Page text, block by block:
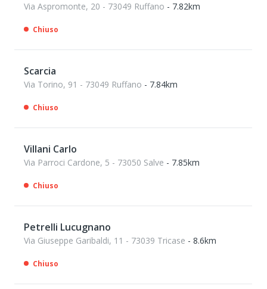
Via Aspromonte, 20 - 73049 Ruffano - 7.82km
Chiuso
Scarcia
Via Torino, 91 - 73049 Ruffano - 7.84km
Chiuso
Villani Carlo
Via Parroci Cardone, 5 - 73050 Salve - 7.85km
Chiuso
Petrelli Lucugnano
Via Giuseppe Garibaldi, 11 - 73039 Tricase - 8.6km
Chiuso